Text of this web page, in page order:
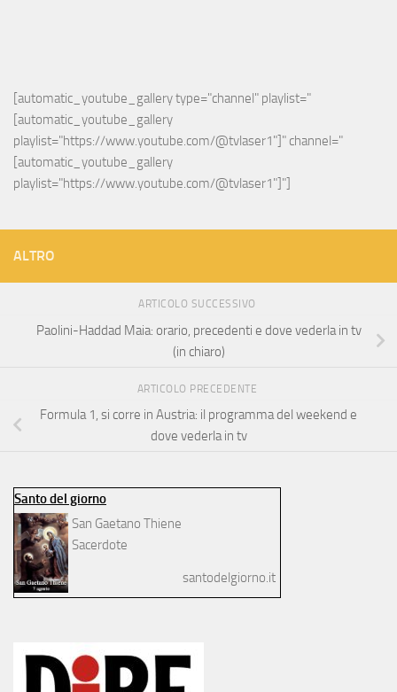
[automatic_youtube_gallery type="channel" playlist="
[automatic_youtube_gallery
playlist="https://www.youtube.com/@tvlaser1"]" channel="
[automatic_youtube_gallery
playlist="https://www.youtube.com/@tvlaser1"]"]
ALTRO
ARTICOLO SUCCESSIVO
Paolini-Haddad Maia: orario, precedenti e dove vederla in tv
(in chiaro)
ARTICOLO PRECEDENTE
Formula 1, si corre in Austria: il programma del weekend e
dove vederla in tv
Santo del giorno
San Gaetano Thiene
Sacerdote
santodelgiorno.it